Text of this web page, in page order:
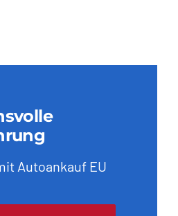
Autoankauf EU